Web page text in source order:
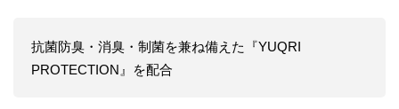
抗菌防臭・消臭・制菌を兼ね備えた『YUQRI
PROTECTION』を配合